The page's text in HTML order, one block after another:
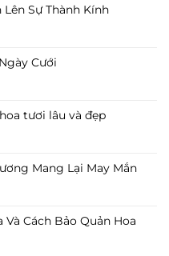
Sự Thành Kính
Cưới
tươi lâu và đẹp
Mang Lại May Mắn
Cách Bảo Quản Hoa